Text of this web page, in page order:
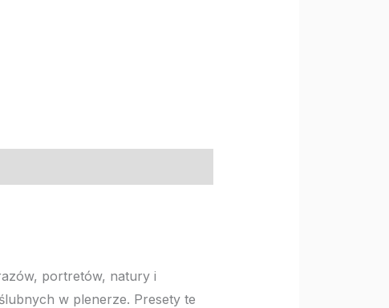
portretów, natury i
w plenerze. Presety te